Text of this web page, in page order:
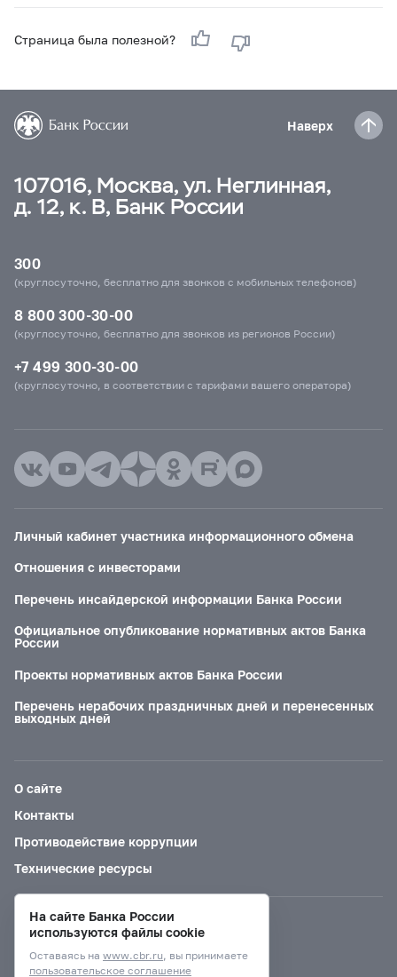
Страница была полезной?
Наверх
107016, Москва, ул. Неглинная,
д. 12, к. В, Банк России
300
(круглосуточно, бесплатно для звонков с мобильных телефонов)
8 800 300-30-00
(круглосуточно, бесплатно для звонков из регионов России)
+7 499 300-30-00
(круглосуточно, в соответствии с тарифами вашего оператора)
Личный кабинет участника информационного обмена
Отношения с инвесторами
Перечень инсайдерской информации Банка России
Официальное опубликование нормативных актов Банка
России
Проекты нормативных актов Банка России
Перечень нерабочих праздничных дней и перенесенных
выходных дней
О сайте
Контакты
Противодействие коррупции
Технические ресурсы
Версия для слабовидящих
На сайте Банка России
используются файлы cookie
Оставаясь на www.cbr.ru, вы принимаете
пользовательское соглашение